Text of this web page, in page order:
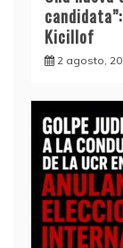
Kicillof
2 agosto,